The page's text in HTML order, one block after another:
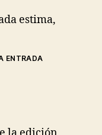
estima,
ENTRADA